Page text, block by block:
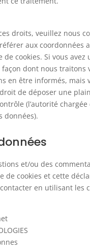
droits, veuillez nous
aux coordonnées
cookies. Si vous avez
dont nous traitons
en être informés, mais
de déposer une
(l’autorité chargée
données).
et/ou des
de cookies et cette
en utilisant les